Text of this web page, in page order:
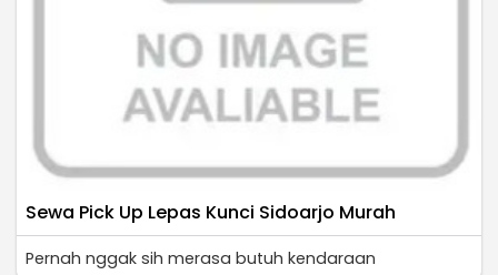
Sewa Pick Up Lepas Kunci Sidoarjo Murah
Pernah nggak sih merasa butuh kendaraan